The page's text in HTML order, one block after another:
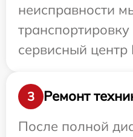
неисправности
сервисный центр
3
Ремонт
После полной